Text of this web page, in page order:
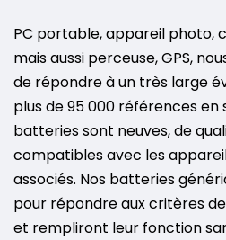
PC portable, appareil photo,
mais aussi perceuse, GPS,
de répondre à un très large
plus de 95 000 références en
batteries sont neuves, de
compatibles avec les
associés. Nos batteries
pour répondre aux critères
et rempliront leur fonction